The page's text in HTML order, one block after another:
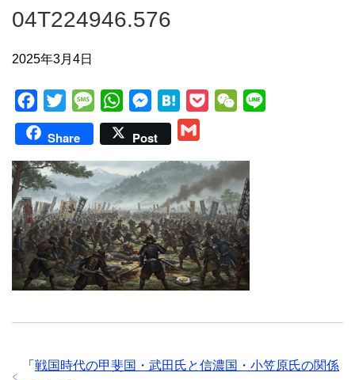
04T224946.576
2025年3月4日
a
c
e
b
o
o
k
w
i
t
e
r
M
e
s
s
a
g
e
W
h
a
t
A
p
p
e
s
s
e
n
g
e
r
a
t
e
n
a
k
e
t
W
h
a
t
Share Post
a
i
l
「 戦国時代の甲斐国・武田氏と信濃国・小笠原氏の関係